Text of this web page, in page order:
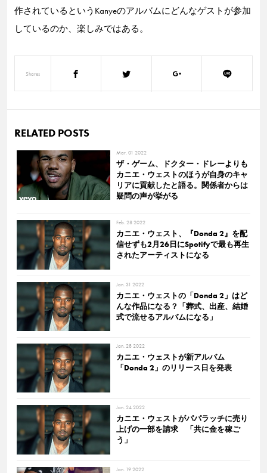
作されているというKanyeのアルバムにどんなゲストが参加
しているのか、楽しみではある。
Shares
RELATED POSTS
Mar. 01 2022
ザ・ゲーム、ドクター・ドレーよりも
カニエ・ウェストのほうが自身のキャ
リアに貢献したと語る。関係者からは
疑問の声が挙がる
Feb. 28 2022
カニエ・ウェスト、『Donda 2』を配
信せずも2月26日にSpotifyで最も再生
されたアーティストになる
Jan. 31 2022
カニエ・ウェストの「Donda 2」はど
んな作品になる？「葬式、出産、結婚
式で流せるアルバムになる」
Jan. 28 2022
カニエ・ウェストが新アルバム
「Donda 2」のリリース日を発表
Jan. 24 2022
カニエ・ウェストがパパラッチに売り
上げの一部を請求 「共に金を稼ご
う」
Jan. 19 2022